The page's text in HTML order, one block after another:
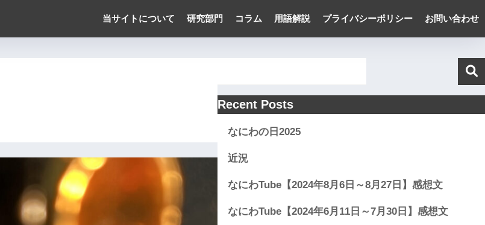
当サイトについて 研究部門 コラム 用語解説 プライバシーポリシー お問い合わせ
Recent Posts
なにわの日2025
近況
なにわTube【2024年8月6日～8月27日】感想文
なにわTube【2024年6月11日～7月30日】感想文